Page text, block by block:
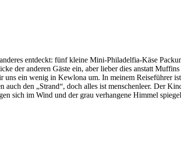
entdeckt: fünf kleine Mini-Philadelfia-Käse
der anderen Gäste ein, aber lieber dies anstatt
ein wenig in Kewlona um. In meinem Reiseführer
auch den „Strand“, doch alles ist menschenleer. Der
sich im Wind und der grau verhangene Himmel